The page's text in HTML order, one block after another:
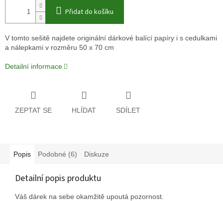
Přidat do košíku
V tomto sešitě najdete originální dárkové balící papíry i s cedulkami
a nálepkami v rozměru 50 x 70 cm
Detailní informace
ZEPTAT SE HLÍDAT SDÍLET
Popis Podobné (6) Diskuze
Detailní popis produktu
Váš dárek na sebe okamžitě upoutá pozornost.